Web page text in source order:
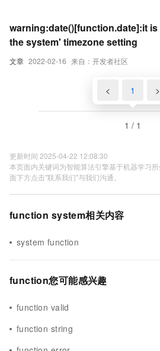
文章 2022-02-16 来自：开发者社区
warning:date()[function.date]:it
the system' timezone setting
< 1 >
1 / 1
更新时间 2025-04-22 12:08:30
本页面内关键词为智能算法引擎基于机器学习
面下方点击"联系我们"与我们沟通。
function system相关内容
system function
function您可能感兴趣
function valid
function string